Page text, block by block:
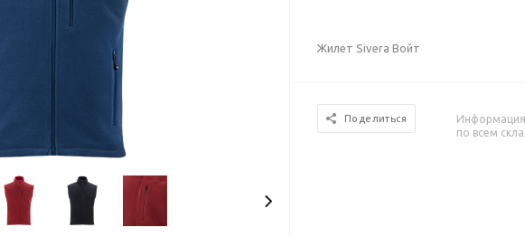
Жилет Sivera Войт
Поделиться
Информация
по всем